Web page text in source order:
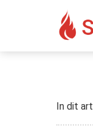
In dit